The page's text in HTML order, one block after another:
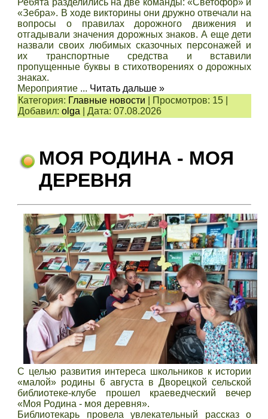
«Зебра». В ходе викторины они дружно отвечали на
вопросы о правилах дорожного движения и
отгадывали значения дорожных знаков. А еще дети
назвали своих любимых сказочных персонажей и
их транспортные средства и вставили
пропущенные буквы в стихотворениях о дорожных
знаках.
Мероприятие ... Читать дальше »
Категория: Главные новости Просмотров: 15
Добавил: olga |Дата: 07.08.2026
МОЯ РОДИНА - МОЯ
ДЕРЕВНЯ
С целью развития интереса школьников к истории
«малой» родины 6 августа в Дворецкой сельской
библиотеке-клубе прошел краеведческий вечер
«Моя Родина - моя деревня».
Библиотекарь провела увлекательный рассказ о